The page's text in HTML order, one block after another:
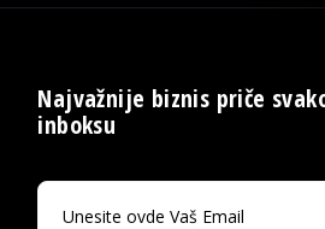
Najvažnije biznis priče
inboksu